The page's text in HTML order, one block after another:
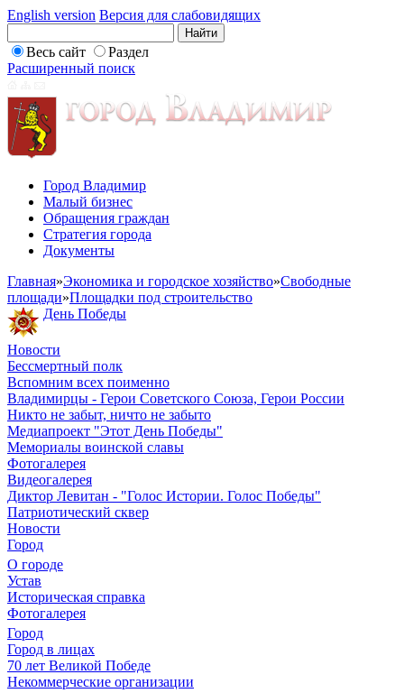
English version Версия для слабовидящих
Весь сайт
Раздел
Расширенный поиск
Город Владимир
Малый бизнес
Обращения граждан
Стратегия города
Документы
Главная»Экономика и городское хозяйство»Свободные
площади»Площадки под строительство
День Победы
Новости
Бессмертный полк
Вспомним всех поименно
Владимирцы - Герои Советского Союза, Герои России
Никто не забыт, ничто не забыто
Медиапроект "Этот День Победы"
Мемориалы воинской славы
Фотогалерея
Видеогалерея
Диктор Левитан - "Голос Истории. Голос Победы"
Патриотический сквер
Новости
Город
О городе
Устав
Историческая справка
Фотогалерея
Город
Город в лицах
70 лет Великой Победе
Некоммерческие организации